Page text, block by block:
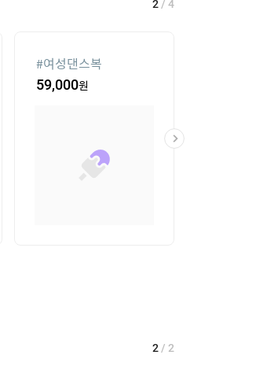
#여성댄스복
59,000원
2 / 4
2 / 2